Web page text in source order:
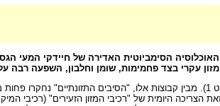
הסימביוטית האדירה של חיידקי המעי
עקרי בצד פחמימות, שומן וחלבון, השפעה רבה
רכיבי המזון נחלקים בהתאם למבנם הכימי ולתפקודיהם למספר קבוצות עיקריות (שרטוט 1). מבין
היומית של "רכיבי המזון הזעירים" (רכיבי